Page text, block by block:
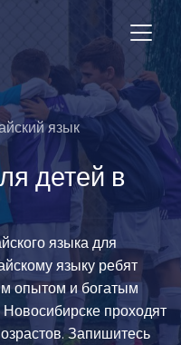
язык
детей в
языка для
языку ребят
опытом и богатым
проходят
Запишитесь